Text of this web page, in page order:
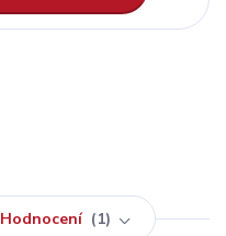
Hodnocení 1